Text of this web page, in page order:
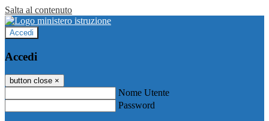
Salta al contenuto
Accedi
Accedi
button close ×
Nome Utente
Password